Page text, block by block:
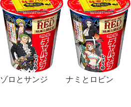
ゾロとサンジ ナミとロビン